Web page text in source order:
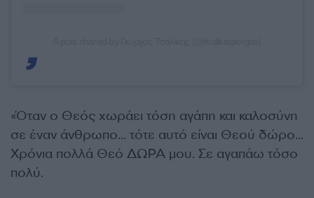
«Όταν ο Θεός χωράει τόση αγάπη και καλοσύνη
σε έναν άνθρωπο… τότε αυτό είναι Θεού δώρο…
Χρόνια πολλά Θεό ΔΩΡΑ μου. Σε αγαπάω τόσο
πολύ.